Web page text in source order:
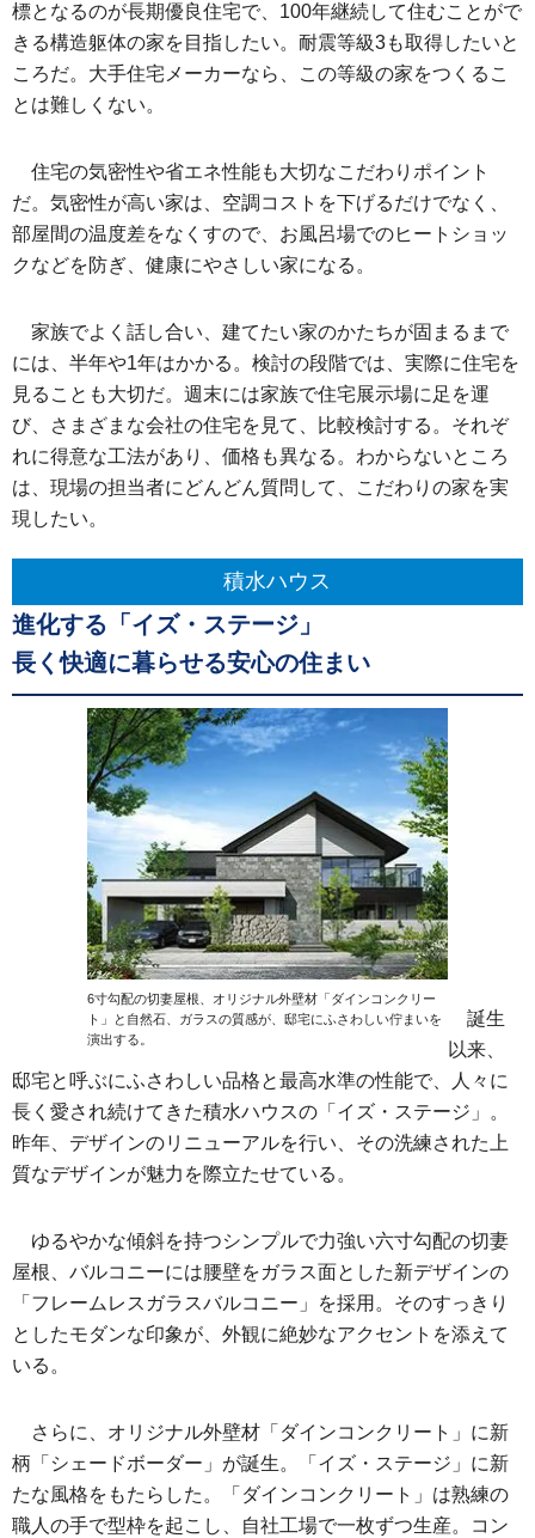
標となるのが長期優良住宅で、100年継続して住むことがで
きる構造躯体の家を目指したい。耐震等級3も取得したいと
ころだ。大手住宅メーカーなら、この等級の家をつくるこ
とは難しくない。
住宅の気密性や省エネ性能も大切なこだわりポイント
だ。気密性が高い家は、空調コストを下げるだけでなく、
部屋間の温度差をなくすので、お風呂場でのヒートショッ
クなどを防ぎ、健康にやさしい家になる。
家族でよく話し合い、建てたい家のかたちが固まるまで
には、半年や1年はかかる。検討の段階では、実際に住宅を
見ることも大切だ。週末には家族で住宅展示場に足を運
び、さまざまな会社の住宅を見て、比較検討する。それぞ
れに得意な工法があり、価格も異なる。わからないところ
は、現場の担当者にどんどん質問して、こだわりの家を実
現したい。
積水ハウス
進化する「イズ・ステージ」
長く快適に暮らせる安心の住まい
6寸勾配の切妻屋根、オリジナル外壁材「ダインコンクリー
ト」と自然石、ガラスの質感が、邸宅にふさわしい佇まいを
演出する。
誕生
以来、
邸宅と呼ぶにふさわしい品格と最高水準の性能で、人々に
長く愛され続けてきた積水ハウスの「イズ・ステージ」。
昨年、デザインのリニューアルを行い、その洗練された上
質なデザインが魅力を際立たせている。
ゆるやかな傾斜を持つシンプルで力強い六寸勾配の切妻
屋根、バルコニーには腰壁をガラス面とした新デザインの
「フレームレスガラスバルコニー」を採用。そのすっきり
としたモダンな印象が、外観に絶妙なアクセントを添えて
いる。
さらに、オリジナル外壁材「ダインコンクリート」に新
柄「シェードボーダー」が誕生。「イズ・ステージ」に新
たな風格をもたらした。「ダインコンクリート」は熟練の
職人の手で型枠を起こし、自社工場で一枚ずつ生産。コン